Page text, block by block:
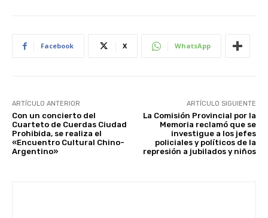
Facebook X WhatsApp
ARTÍCULO ANTERIOR
Con un concierto del
Cuarteto de Cuerdas Ciudad
Prohibida, se realiza el
«Encuentro Cultural Chino-
Argentino»
ARTÍCULO SIGUIENTE
La Comisión Provincial por la
Memoria reclamó que se
investigue a los jefes
policiales y políticos de la
represión a jubilados y niños